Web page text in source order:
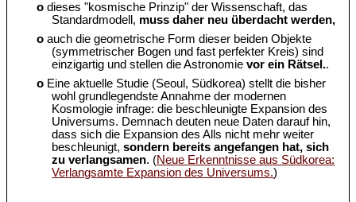
o dieses "kosmische Prinzip" der Wissenschaft, das
Standardmodell, muss daher neu überdacht werden,
o auch die geometrische Form dieser beiden Objekte
(symmetrischer Bogen und fast perfekter Kreis) sind
einzigartig und stellen die Astronomievor ein Rätsel..
o Eine aktuelle Studie (Seoul, Südkorea) stellt die bisher
wohl grundlegendste Annahme der modernen
Kosmologie infrage: die beschleunigte Expansion des
Universums. Demnach deuten neue Daten darauf hin,
dass sich die Expansion des Alls nicht mehr weiter
beschleunigt,sondern bereits angefangen hat, sich
zu verlangsamen. (Neue Erkenntnisse aus Südkorea:
Verlangsamte Expansion des Universums.)